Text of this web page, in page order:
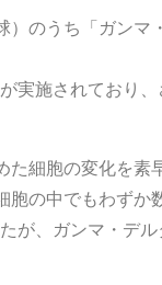
）のうち「ガンマ
実施されており、
細胞の変化を素
胞の中でもわずか
が、ガンマ・デル